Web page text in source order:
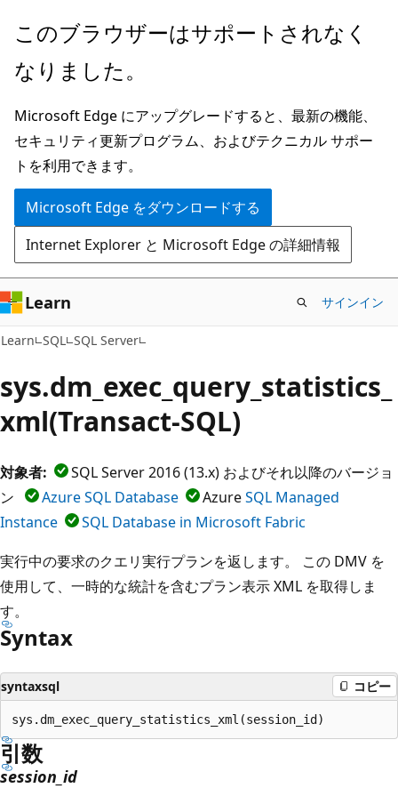
メ
ン
ン
テ
ン
ツ
に
ス
キ
ッ
プ
このブラウザーはサポートされなく
なりました。
Microsoft Edge にアップグレードすると、最新の機能、
セキュリティ更新プログラム、およびテクニカル サポー
トを利用できます。
Microsoft Edge をダウンロードする
Internet Explorer と Microsoft Edge の詳細情報
Learn サインイン
Learn SQL SQL Server
sys.dm_exec_query_statistics_
xml(Transact-SQL)
対象者:
SQL Server 2016 (13.x) およびそれ以降のバージョ
ン
Azure SQL Database AzureSQL Managed
Instance
SQL Database in Microsoft Fabric
実行中の要求のクエリ実行プランを返します。 この DMV を
使用して、一時的な統計を含むプラン表示 XML を取得しま
す。
Syntax
syntaxsql コピー
引数
session_id